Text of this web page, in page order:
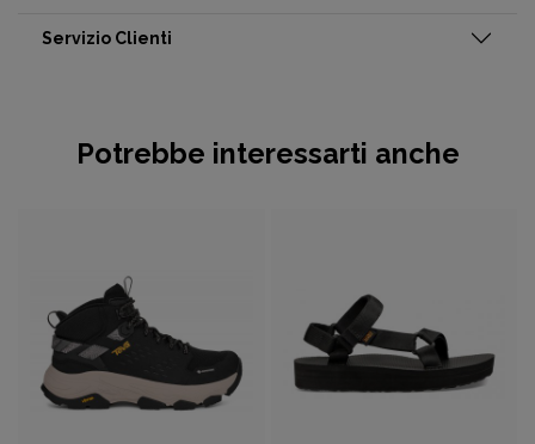
Servizio Clienti
Potrebbe interessarti anche